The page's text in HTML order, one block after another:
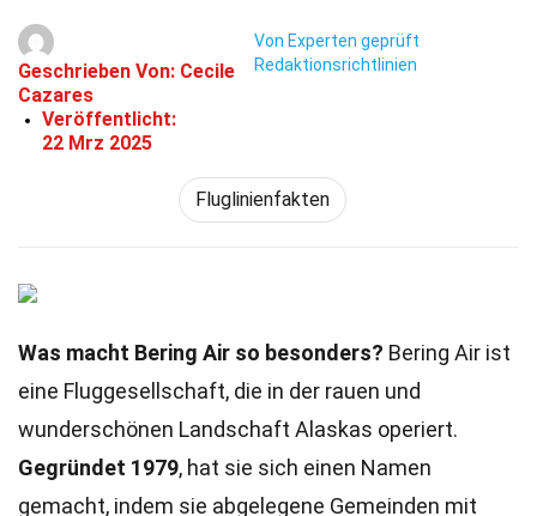
Geschrieben Von: Cecile
Cazares
Veröffentlicht:
22 Mrz 2025
Von Experten geprüft
Redaktionsrichtlinien
Fluglinienfakten
Was macht Bering Air so besonders? Bering Air ist
eine Fluggesellschaft, die in der rauen und
wunderschönen Landschaft Alaskas operiert.
Gegründet 1979, hat sie sich einen Namen
gemacht, indem sie abgelegene Gemeinden mit